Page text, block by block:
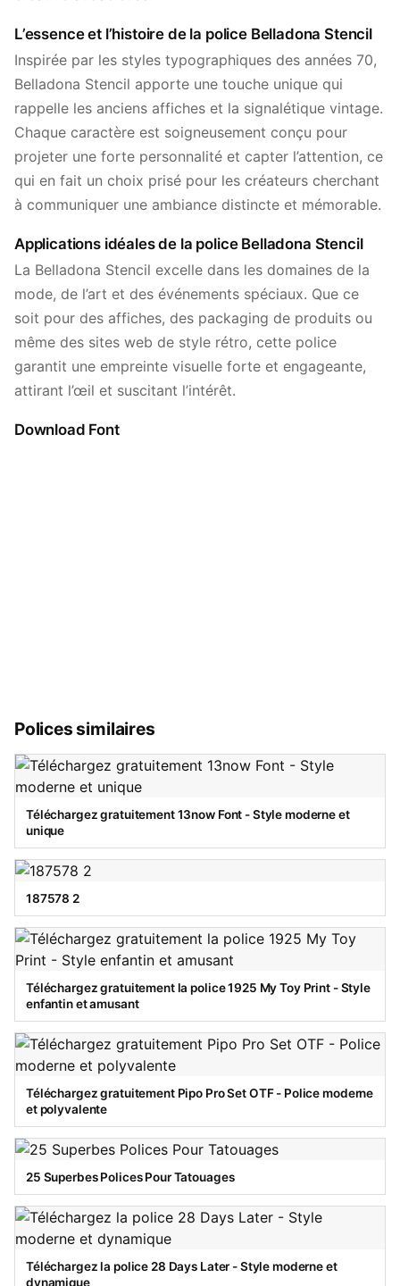
L’essence et l’histoire de la police Belladona Stencil
Inspirée par les styles typographiques des années 70,
Belladona Stencil apporte une touche unique qui
rappelle les anciens affiches et la signalétique vintage.
Chaque caractère est soigneusement conçu pour
projeter une forte personnalité et capter l’attention, ce
qui en fait un choix prisé pour les créateurs cherchant
à communiquer une ambiance distincte et mémorable.
Applications idéales de la police Belladona Stencil
La Belladona Stencil excelle dans les domaines de la
mode, de l’art et des événements spéciaux. Que ce
soit pour des affiches, des packaging de produits ou
même des sites web de style rétro, cette police
garantit une empreinte visuelle forte et engageante,
attirant l’œil et suscitant l’intérêt.
Download Font
Polices similaires
Téléchargez gratuitement 13now Font - Style moderne et
unique
187578 2
Téléchargez gratuitement la police 1925 My Toy Print - Style
enfantin et amusant
Téléchargez gratuitement Pipo Pro Set OTF - Police moderne
et polyvalente
25 Superbes Polices Pour Tatouages
Téléchargez la police 28 Days Later - Style moderne et
dynamique